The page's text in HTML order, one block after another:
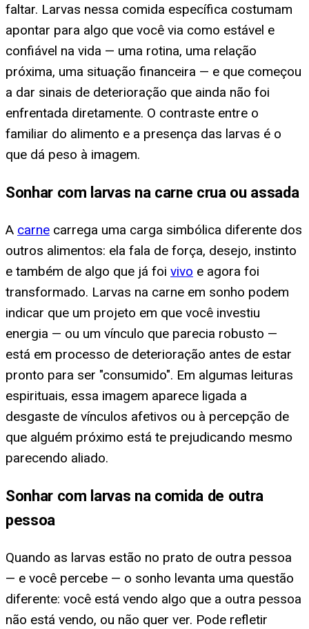
faltar. Larvas nessa comida específica costumam
apontar para algo que você via como estável e
confiável na vida — uma rotina, uma relação
próxima, uma situação financeira — e que começou
a dar sinais de deterioração que ainda não foi
enfrentada diretamente. O contraste entre o
familiar do alimento e a presença das larvas é o
que dá peso à imagem.
Sonhar com larvas na carne crua ou assada
A carne carrega uma carga simbólica diferente dos
outros alimentos: ela fala de força, desejo, instinto
e também de algo que já foi vivo e agora foi
transformado. Larvas na carne em sonho podem
indicar que um projeto em que você investiu
energia — ou um vínculo que parecia robusto —
está em processo de deterioração antes de estar
pronto para ser "consumido". Em algumas leituras
espirituais, essa imagem aparece ligada a
desgaste de vínculos afetivos ou à percepção de
que alguém próximo está te prejudicando mesmo
parecendo aliado.
Sonhar com larvas na comida de outra
pessoa
Quando as larvas estão no prato de outra pessoa
— e você percebe — o sonho levanta uma questão
diferente: você está vendo algo que a outra pessoa
não está vendo, ou não quer ver. Pode refletir